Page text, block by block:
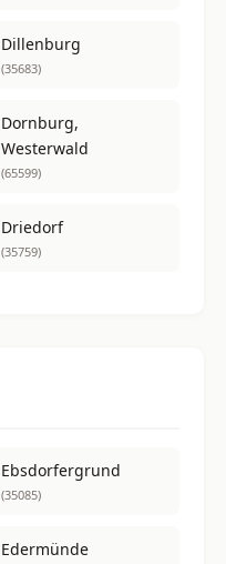
Dillenburg
(35683)
Dornburg,
Westerwald
(65599)
Driedorf
(35759)
Ebsdorfergrund
(35085)
Edermünde